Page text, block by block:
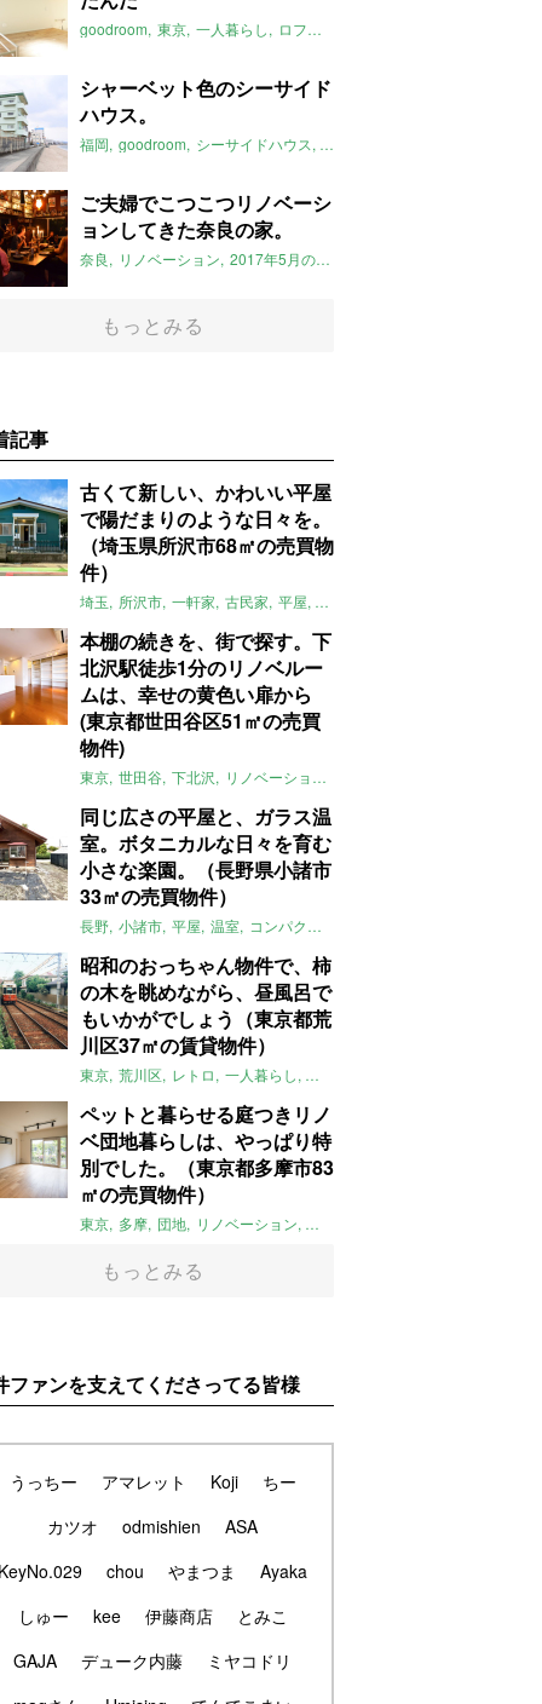
goodroom 東京 一人暮らし ロフト
シャーベット色のシーサイド
ハウス。
福岡 goodroom シーサイドハウス ロフト
ご夫婦でこつこつリノベーシ
ョンしてきた奈良の家。
奈良 リノベーション 2017年5月のおすすめ
もっとみる
記事
古くて新しい、かわいい平屋
で陽だまりのような日々を。
（埼玉県所沢市68㎡の売買物
件）
埼玉 所沢市 一軒家 古民家 平屋 庭
本棚の続きを、街で探す。下
北沢駅徒歩1分のリノベルー
ムは、幸せの黄色い扉から
(東京都世田谷区51㎡の売買
物件)
東京 世田谷 下北沢 リノベーション
同じ広さの平屋と、ガラス温
室。ボタニカルな日々を育む
小さな楽園。（長野県小諸市
33㎡の売買物件）
長野 小諸市 平屋 温室 コンパクト
昭和のおっちゃん物件で、柿
の木を眺めながら、昼風呂で
もいかがでしょう（東京都荒
川区37㎡の賃貸物件）
東京 荒川区 レトロ 一人暮らし タイル
ペットと暮らせる庭つきリノ
ベ団地暮らしは、やっぱり特
別でした。（東京都多摩市83
㎡の売買物件）
東京 多摩 団地 リノベーション 庭
もっとみる
ファンを支えてくださってる皆様
うっちー アマレット Koji
ちー
カツオ
odmishien
ASA
chou やまつま
Ayaka
しゅー
kee 伊藤商店
とみこ
GAJA
デューク内藤
ミヤコドリ